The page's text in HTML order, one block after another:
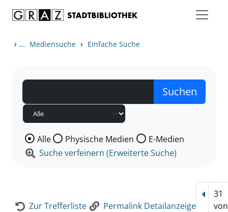
› ... Mediensuche › Einfache Suche
Wählen Sie die Medienart nach der Sie suchen wollen.
Alle Physische Medien
E-Medien
Suche verfeinern (Erweiterte Suche)
Zur Trefferliste Permalink Detailanzeige
31
von